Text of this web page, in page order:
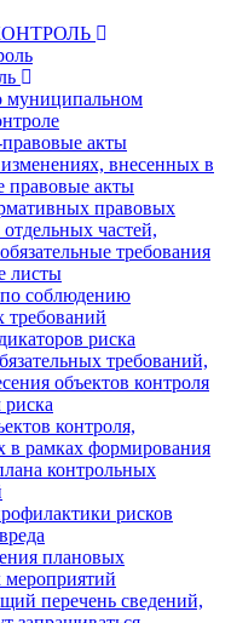
муниципальном
акты
внесенных в
правовые акты
правовых
частей,
требования
листы
по соблюдению
требований
риска
требований,
объектов контроля
риска
контроля,
в рамках формирования
контрольных
рисков
плановых
мероприятий
перечень сведений,